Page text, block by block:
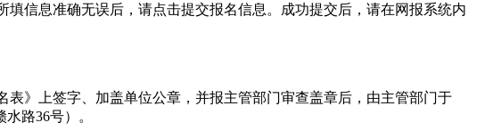
信息准确无误后，请点击提交报名信息。成功提交后，请在网报系统内
》上签字、加盖单位公章，并报主管部门审查盖章后，由主管部门于
路36号）。